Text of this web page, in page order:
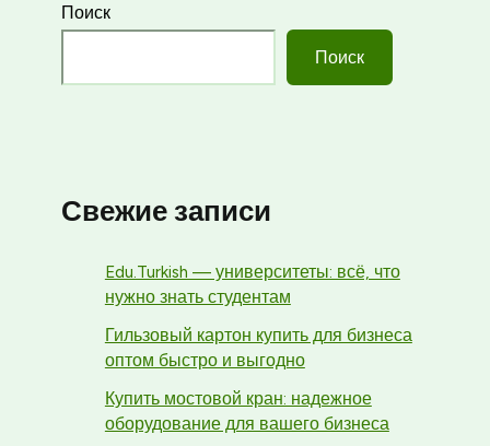
Поиск
Поиск
Свежие записи
Edu.Turkish — университеты: всё, что
нужно знать студентам
Гильзовый картон купить для бизнеса
оптом быстро и выгодно
Купить мостовой кран: надежное
оборудование для вашего бизнеса